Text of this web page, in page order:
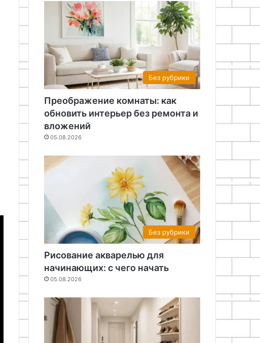
Без рубрики
Преображение комнаты: как
обновить интерьер без ремонта и
вложений
05.08.2026
Без рубрики
Рисование акварелью для
начинающих: с чего начать
05.08.2026